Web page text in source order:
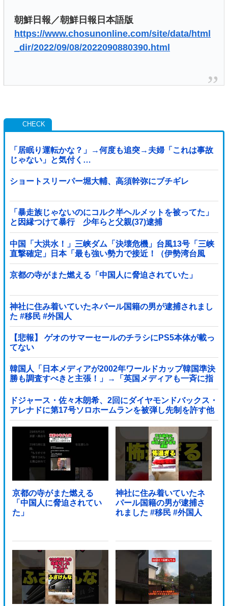
朝鮮日報／朝鮮日報日本語版
https://www.chosunonline.com/site/data/html
_dir/2022/09/08/2022090880390.html
「居眠り運転かな？」→何度も追突→夫婦「これは事故
じゃない」と気付く…
ショートスリーパー堀大輔、高須幹弥にブチギレ
「暴走族じゃないのにコルク半ヘルメットを被ってた」
と因縁つけて暴行 少年らと父親(37)逮捕
中国「大洪水！」三峡ダム「決壊危機」台風13号「三峡
直撃確定」日本「最も強い勢力で接近！（伊勢湾台風
級」台風13号と15号「中国本土でぶつかり合...
京都の寺がまた燃える「中国人に脅迫されていた」
神社に住み着いていたネパール国籍の男が逮捕されまし
た #移民 #外国人
【悲報】 ゲオのサマーセールのチラシにPS5本体が載っ
てない
韓国人「日本メディアが2002年ワールドカップ韓国準決
勝も調査すべきと主張！」→「英国メディアも一斉に指
摘‥」
ドジャース・佐々木朗希、2回にダイヤモンドバックス・
アレナドに第17号ソロホームランを被弾し先制を許す他
京都の寺がまた燃える
「中国人に脅迫されてい
た」
神社に住み着いていたネ
パール国籍の男が逮捕さ
れました #移民 #外国人